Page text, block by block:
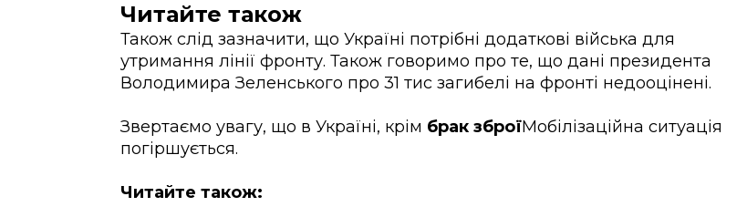
Читайте також
Також слід зазначити, що Україні потрібні додаткові війська для
утримання лінії фронту. Також говоримо про те, що дані президента
Володимира Зеленського про 31 тис загибелі на фронті недооцінені.
Звертаємо увагу, що в Україні, крім брак зброїМобілізаційна ситуація
погіршується.
Читайте також: